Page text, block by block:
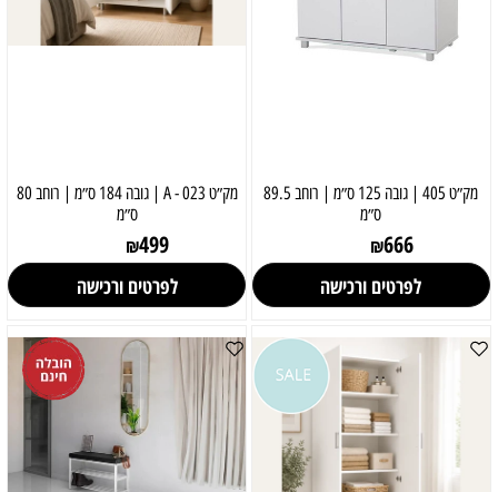
מק״ט 405 | גובה 125 ס״מ | רוחב 89.5
ס״מ
₪666
לפרטים ורכישה
מק״ט 023 - A | גובה 184 ס״מ | רוחב 80
ס״מ
₪499
לפרטים ורכישה